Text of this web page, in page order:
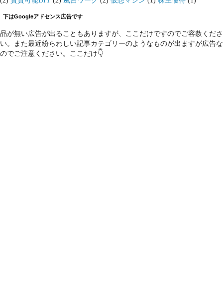
下はGoogleアドセンス広告です
品が無い広告が出ることもありますが、ここだけですのでご容赦くださ
い。また最近紛らわしい記事カテゴリーのようなものが出ますが広告な
のでご注意ください。ここだけ👇